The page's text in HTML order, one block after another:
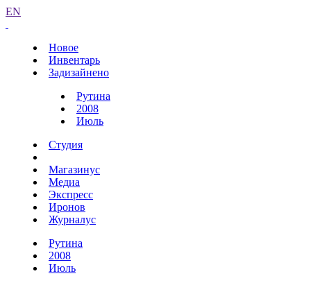
EN
Новое
Инвентарь
Задизайнено
Рутина
2008
Июль
Студия
Магазинус
Медиа
Экспресс
Иронов
Журналус
Рутина
2008
Июль